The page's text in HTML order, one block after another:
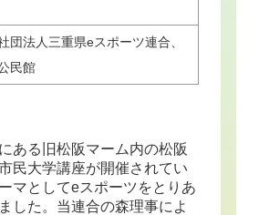
団法人三重県eスポーツ連合、
民館
ある旧松阪マーム内の松阪
民大学講座が開催されてい
マとしてeスポーツをとりあ
した。当連合の森理事によ